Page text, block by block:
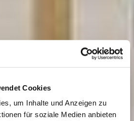
Cookies
um Inhalte und Anzeigen zu
für soziale Medien anbieten